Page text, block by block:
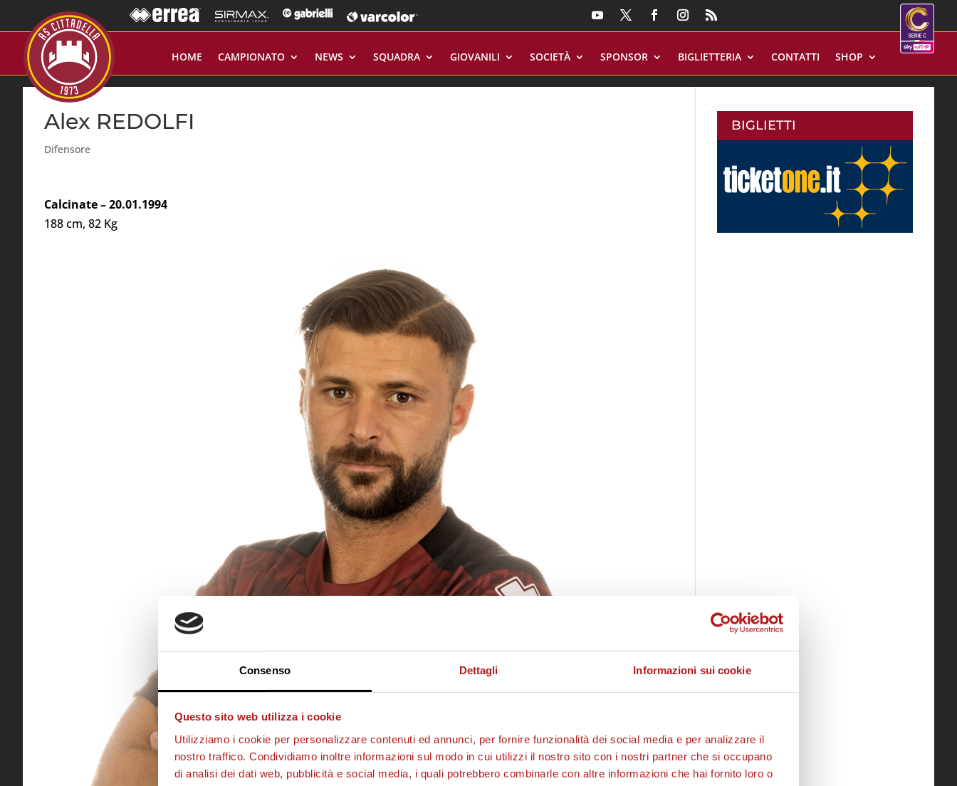
Consenso Dettagli Informazioni sui cookie
Questo sito web utilizza i cookie
Utilizziamo i cookie per personalizzare contenuti ed annunci, per fornire funzionalità dei social media e per analizzare il
nostro traffico. Condividiamo inoltre informazioni sul modo in cui utilizzi il nostro sito con i nostri partner che si occupano
di analisi dei dati web, pubblicità e social media, i quali potrebbero combinarle con altre informazioni che hai fornito loro o
HOME CAMPIONATO NEWS SQUADRA GIOVANILI SOCIETÀ SPONSOR BIGLIETTERIA CONTATTI SHOP
Alex REDOLFI
Difensore
Calcinate – 20.01.1994
188 cm, 82 Kg
BIGLIETTI